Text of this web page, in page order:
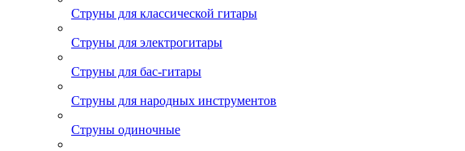
Струны для классической гитары
Струны для электрогитары
Струны для бас-гитары
Струны для народных инструментов
Струны одиночные